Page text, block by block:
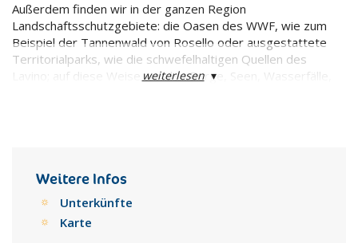
Außerdem finden wir in der ganzen Region
Landschaftsschutzgebiete: die Oasen des WWF, wie zum
Beispiel der Tannenwald von Rosello oder ausgestattete
Territorialparks, wie die schwefelhaltigen Quellen des
Lavino; auf diese Weise werden Berge, Seen, Wasserfälle,
weiterlesen▾
Weitere Infos
Unterkünfte
Karte